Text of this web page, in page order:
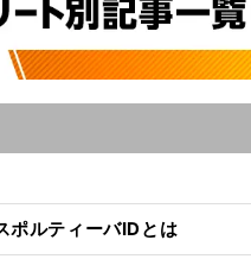
ポルティーバIDとは